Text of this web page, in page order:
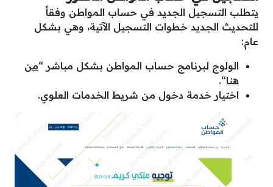
يتطلب التسجيل الجديد في حساب المواطن وفقاً
للتحديث الجديد خطوات التسجيل الآتية، وهي بشكل
عام:
الولوج لبرنامج حساب المواطن بشكل مباشر “من
هنا“.
اختيار خدمة دخول من شريط الخدمات العلوي.